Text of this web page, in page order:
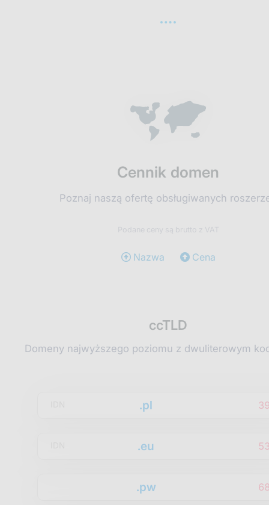
Cennik domen
Poznaj naszą ofertę obsługiwanych
Podane ceny są brutto z VAT
Nazwa Cena
ccTLD
Domeny najwyższego poziomu z dwuliterowym
.pl
.eu
.pw